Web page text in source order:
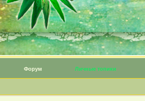
Форум Личные топики